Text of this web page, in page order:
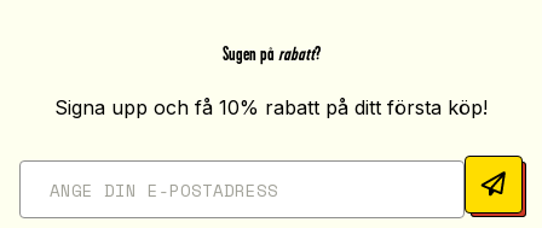
Sugen på rabatt?
Signa upp och få 10% rabatt på ditt första köp!